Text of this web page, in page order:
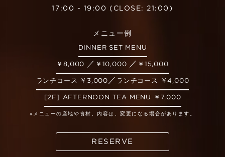
17:00 - 19:00 (CLOSE: 21:00)
メニュー例
DINNER SET MENU
￥8,000 ／ ￥10,000 ／ ￥15,000
ランチコース ￥3,000 ／ ランチコース ￥4,000
[2F] AFTERNOON TEA MENU ￥7,000
※メニューの産地や食材、内容は、変更になる場合があります。
RESERVE